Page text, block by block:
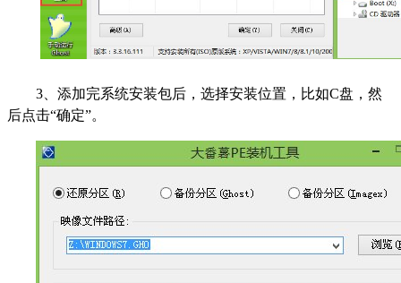
3、添加完系统安装包后，选择安装位置，比如C盘，然
后点击“确定”。